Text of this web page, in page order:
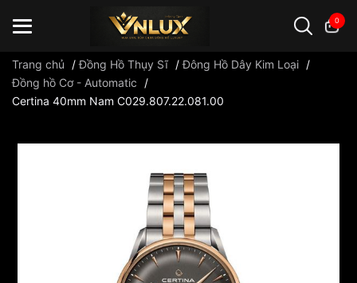
0
Đồng hồ casio đồng hồ G-Shock đồng hồ Orient
Trang chủ /Đồng Hồ Thụy Sĩ /Đông Hồ Dây Kim Loại /
Đồng hồ Cơ - Automatic
/
Certina 40mm Nam C029.807.22.081.00